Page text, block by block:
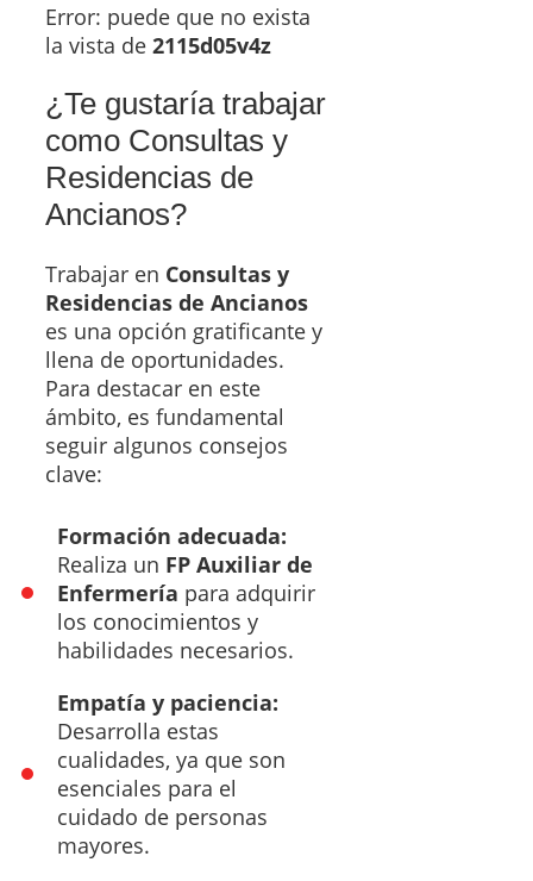
Error: puede que no exista
la vista de 2115d05v4z
¿Te gustaría trabajar
como Consultas y
Residencias de
Ancianos?
Trabajar en Consultas y
Residencias de Ancianos
es una opción gratificante y
llena de oportunidades.
Para destacar en este
ámbito, es fundamental
seguir algunos consejos
clave:
Formación adecuada:
Realiza un FP Auxiliar de
Enfermería para adquirir
los conocimientos y
habilidades necesarios.
Empatía y paciencia:
Desarrolla estas
cualidades, ya que son
esenciales para el
cuidado de personas
mayores.